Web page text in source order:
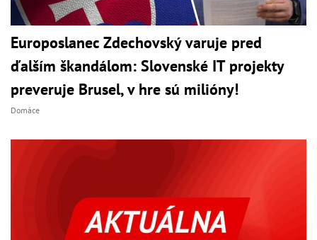
Europoslanec Zdechovský varuje pred
ďalším škandálom: Slovenské IT projekty
preveruje Brusel, v hre sú milióny!
Domáce